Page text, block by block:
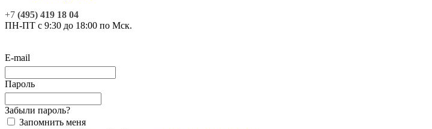
+7 (495) 419 18 04
ПН-ПТ с 9:30 до 18:00 по Мск.
E-mail
Пароль
Забыли пароль?
Запомнить меня